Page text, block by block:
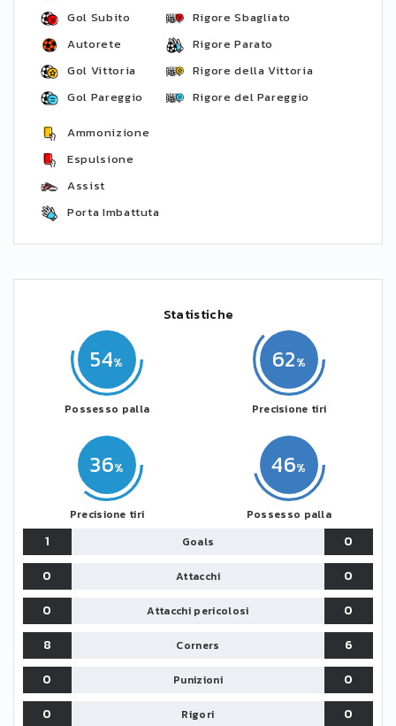
Gol Subito
Autorete
Gol Vittoria
Gol Pareggio
Rigore Sbagliato
Rigore Parato
Rigore della Vittoria
Rigore del Pareggio
Ammonizione
Espulsione
Assist
Porta Imbattuta
Statistiche
54
Possesso palla
36
Precisione tiri
46
Possesso palla
62
Precisione tiri
1 Goals
0
0
Attacchi
0
0
Attacchi pericolosi
0
8
Corners
6
0
Punizioni
0
0
Rigori 0